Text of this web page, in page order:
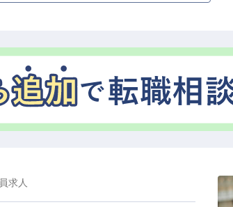
へ
ジックを聞きながらプールサイド
ートライフを満喫したりと、プール
求人